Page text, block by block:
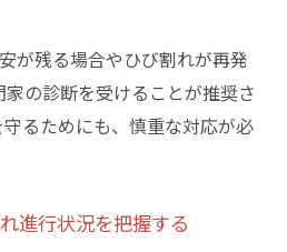
が残る場合やひび割れが再発
の診断を受けることが推奨さ
るためにも、慎重な対応が必
進行状況を把握する